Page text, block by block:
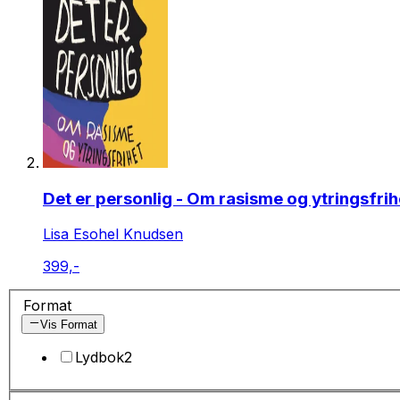
Det er personlig - Om rasisme og
Lisa Esohel Knudsen
399,-
Format
Vis Format
Lydbok2